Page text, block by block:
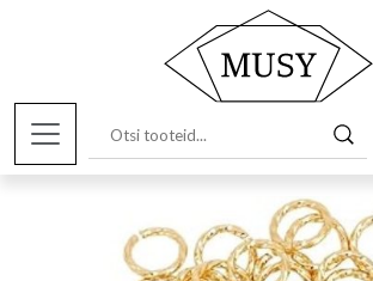
Kunstitarbed e-pood/Ehete
/ Keeruga 8mm rõngas, 18K